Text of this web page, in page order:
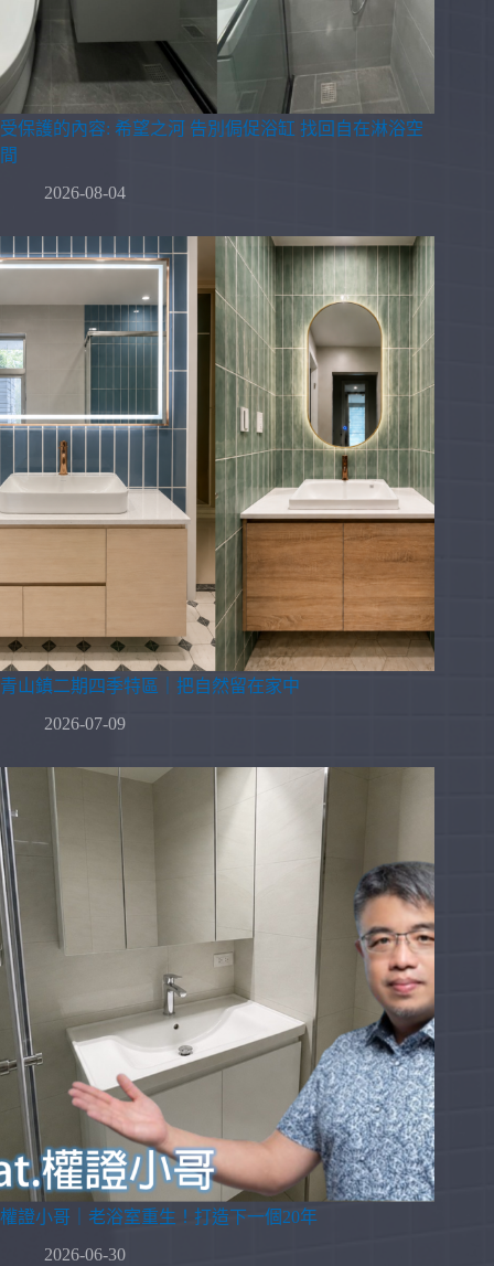
受保護的內容: 希望之河 告別侷促浴缸 找回自在淋浴空
間
2026-08-04
青山鎮二期四季特區｜把自然留在家中
2026-07-09
權證小哥｜老浴室重生！打造下一個20年
2026-06-30